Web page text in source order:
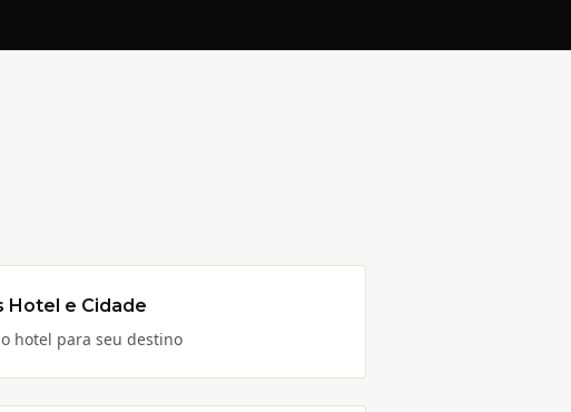
Hotel e Cidade
hotel para seu destino